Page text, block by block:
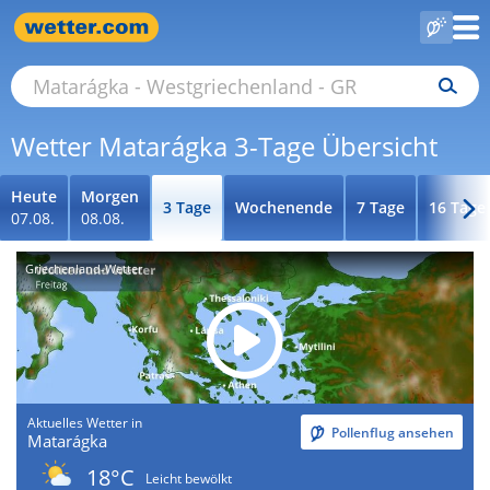
Wetter Matarágka 3-Tage Übersicht
Heute
07.08.
Morgen
08.08.
3 Tage Wochenende 7 Tage 16 Tage
Griechenland-Wetter
Aktuelles Wetter in
Matarágka Pollenflug ansehen
18°C
Leicht bewölkt